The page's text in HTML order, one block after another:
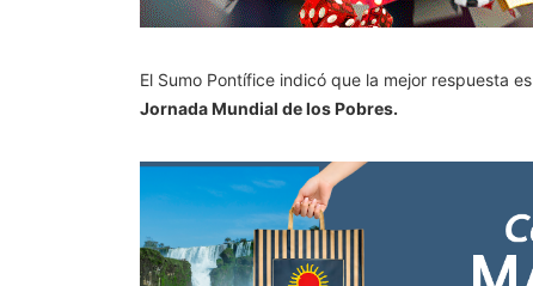
El Sumo Pontífice indicó que la mejor respuesta es
Jornada Mundial de los Pobres.